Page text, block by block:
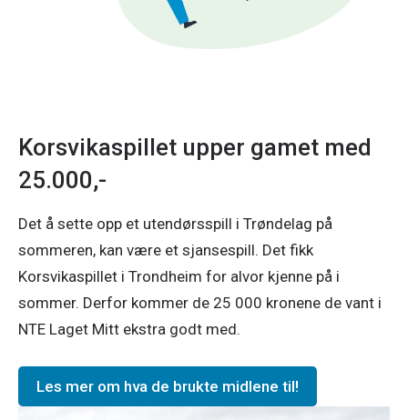
Korsvikaspillet upper gamet med
25.000,-
Det å sette opp et utendørsspill i Trøndelag på
sommeren, kan være et sjansespill. Det fikk
Korsvikaspillet i Trondheim for alvor kjenne på i
sommer. Derfor kommer de 25 000 kronene de vant i
NTE Laget Mitt ekstra godt med.
Les mer om hva de brukte midlene til!